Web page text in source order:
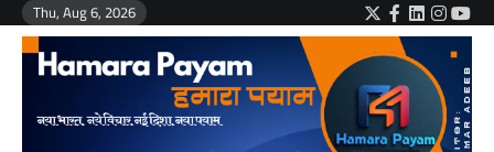
Skip
content
Thu, Aug 6, 2026 Twitter
Facebook
LinkedIn